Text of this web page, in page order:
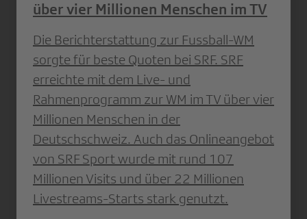
über vier Millionen Menschen im TV
Die Berichterstattung zur Fussball-WM
sorgte für beste Quoten bei SRF. SRF
erreichte mit dem Live- und
Rahmenprogramm zur WM im TV über vier
Millionen Menschen in der
Deutschschweiz. Auch das Onlineangebot
von SRF Sport wurde mit rund 107
Millionen Visits und über 22 Millionen
Livestreams-Starts stark genutzt.